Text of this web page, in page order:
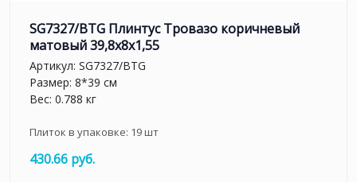
SG7327/BTG Плинтус Тровазо коричневый
матовый 39,8x8x1,55
Артикул: SG7327/BTG
Размер: 8*39 см
Вес: 0.788 кг
Плиток в упаковке: 19шт
430.66 руб.